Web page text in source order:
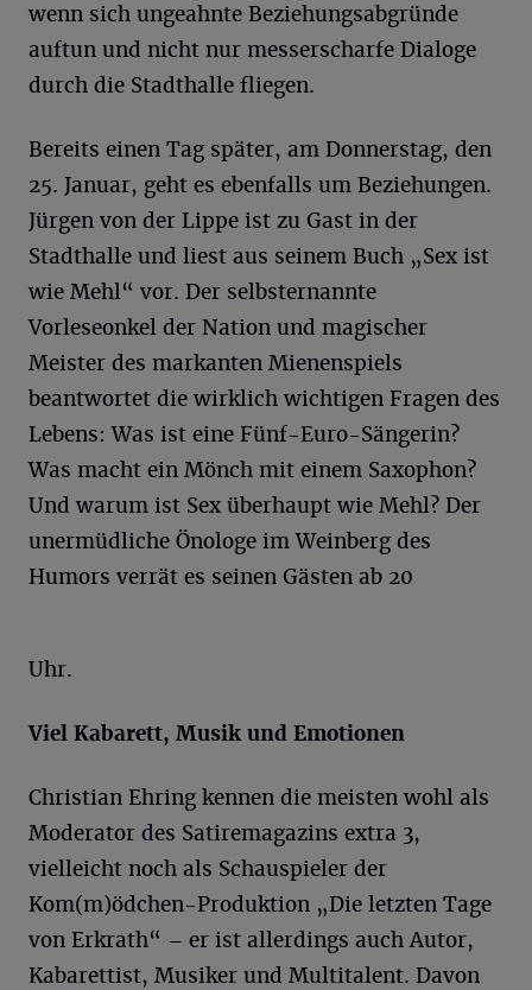
wenn sich ungeahnte Beziehungsabgründe
auftun und nicht nur messerscharfe Dialoge
durch die Stadthalle fliegen.
Bereits einen Tag später, am Donnerstag, den
25. Januar, geht es ebenfalls um Beziehungen.
Jürgen von der Lippe ist zu Gast in der
Stadthalle und liest aus seinem Buch „Sex ist
wie Mehl“ vor. Der selbsternannte
Vorleseonkel der Nation und magischer
Meister des markanten Mienenspiels
beantwortet die wirklich wichtigen Fragen des
Lebens: Was ist eine Fünf-Euro-Sängerin?
Was macht ein Mönch mit einem Saxophon?
Und warum ist Sex überhaupt wie Mehl? Der
unermüdliche Önologe im Weinberg des
Humors verrät es seinen Gästen ab 20
Uhr.
Viel Kabarett, Musik und Emotionen
Christian Ehring kennen die meisten wohl als
Moderator des Satiremagazins extra 3,
vielleicht noch als Schauspieler der
Kom(m)ödchen-Produktion „Die letzten Tage
von Erkrath“ – er ist allerdings auch Autor,
Kabarettist, Musiker und Multitalent. Davon